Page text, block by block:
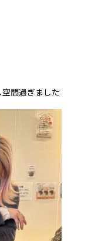
間過ぎました